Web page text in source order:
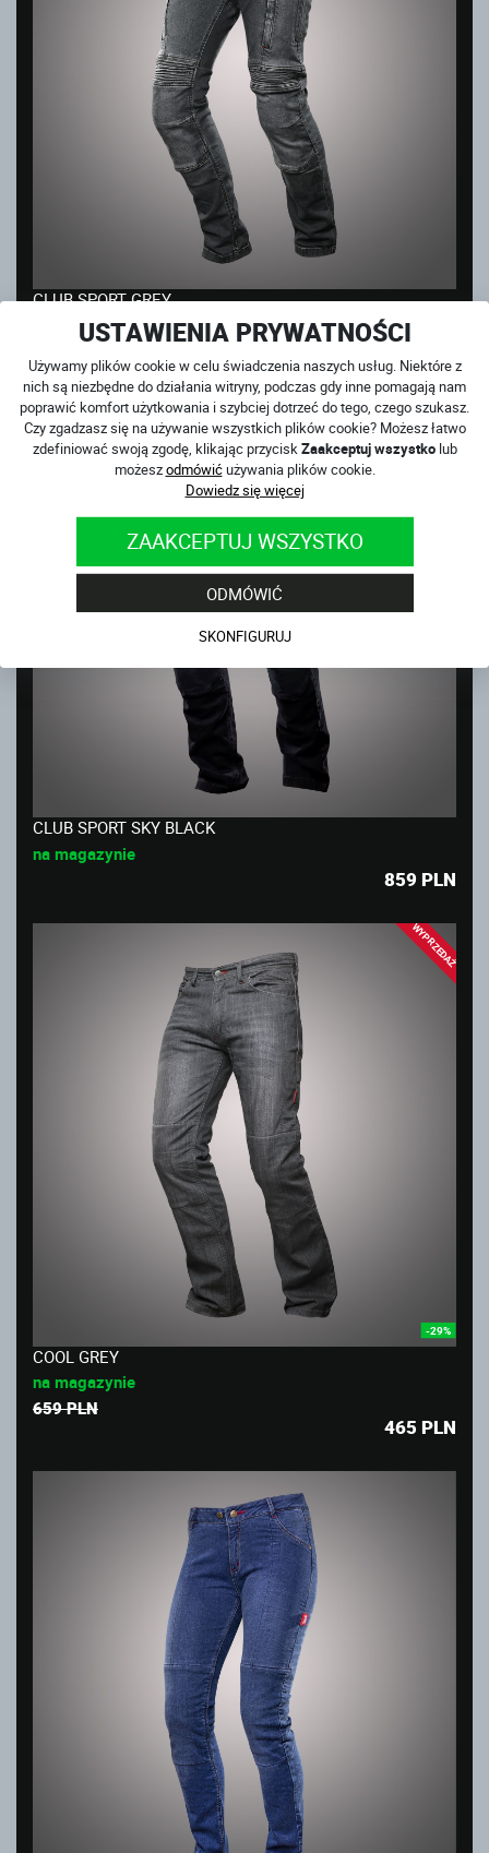
USTAWIENIA PRYWATNOŚCI
Używamy plików cookie w celu świadczenia naszych usług. Niektóre z
nich są niezbędne do działania witryny, podczas gdy inne pomagają nam
poprawić komfort użytkowania i szybciej dotrzeć do tego, czego szukasz.
Czy zgadzasz się na używanie wszystkich plików cookie? Możesz łatwo
zdefiniować swoją zgodę, klikając przycisk Zaakceptuj wszystkolub
możeszodmówićużywania plików cookie.
Dowiedz się więcej
ZAAKCEPTUJ WSZYSTKO
ODMÓWIĆ
SKONFIGURUJ
CLUB SPORT GREY
na magazynie
CLUB SPORT SKY BLACK
na magazynie
859 PLN
WYPRZEDAŻ
-29%
COOL GREY
na magazynie
659 PLN
465 PLN